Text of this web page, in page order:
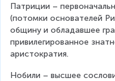
Патриции –
(потомки основателей
общину и обладавшее
привилегированное
аристократия.
Нобили – высшее